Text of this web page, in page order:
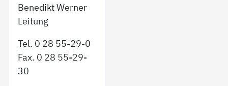
Benedikt Werner
Leitung
Tel. 0 28 55-29-0
Fax. 0 28 55-29-
30